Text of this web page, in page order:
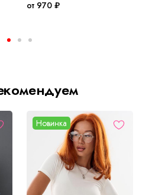
от 970 ₽
Новинка